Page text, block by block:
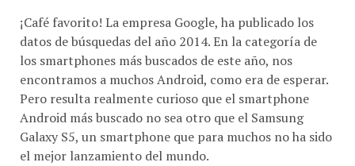
¡Café favorito! La empresa Google, ha publicado los
datos de búsquedas del año 2014. En la categoría de
los smartphones más buscados de este año, nos
encontramos a muchos Android, como era de esperar.
Pero resulta realmente curioso que el smartphone
Android más buscado no sea otro que el Samsung
Galaxy S5, un smartphone que para muchos no ha sido
el mejor lanzamiento del mundo.